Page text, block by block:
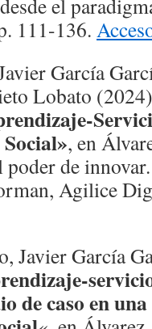
el
111-136.
García
Lobato
, en
de
Agilice
Javier García
de caso en